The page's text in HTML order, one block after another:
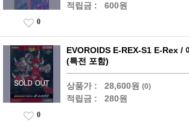
적립금 : 600원
0
EVOROIDS E-REX-S1 E-Rex /
(특전 포함)
상품가 : 28,600원 (0)
적립금 : 280원
0